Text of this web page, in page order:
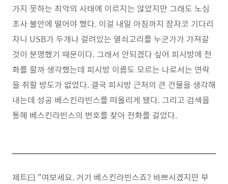
가지 못하는 최악의 사태에 이르지는 않았지만 그래도 노심
초사 불안에 떨어야 했다. 이걸 내일 아침까지 잠자코 기다리
자니 USB가 두개나 걸려있는 열쇠고리를 누군가가 가져갈
것이 분명했기 때문이다. 그래서 안되겠다 싶어 피시방에 전
화를 할까 생각했는데 피시방 이름도 모르는 나로서는 연락
을 취할 방도가 없었다. 결국 피시방 근처의 큰 건물을 생각해
내는데 성공 베스킨라빈스를 떠올리게 됐다. 그리고 검색을
통해 베스킨라빈스의 번호를 찾아 전화를 걸었다.
제트曰 "여보세요. 거기 베스킨라빈스죠? 바쁘시겠지만 부